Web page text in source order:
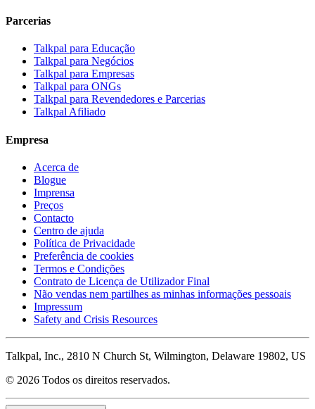
Parcerias
Talkpal para Educação
Talkpal para Negócios
Talkpal para Empresas
Talkpal para ONGs
Talkpal para Revendedores e Parcerias
Talkpal Afiliado
Empresa
Acerca de
Blogue
Imprensa
Preços
Contacto
Centro de ajuda
Política de Privacidade
Preferência de cookies
Termos e Condições
Contrato de Licença de Utilizador Final
Não vendas nem partilhes as minhas informações pessoais
Impressum
Safety and Crisis Resources
Talkpal, Inc., 2810 N Church St, Wilmington, Delaware 19802, US
© 2026 Todos os direitos reservados.